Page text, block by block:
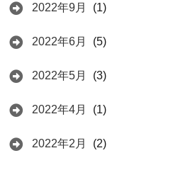
2022年9月 (1)
2022年6月 (5)
2022年5月 (3)
2022年4月 (1)
2022年2月 (2)